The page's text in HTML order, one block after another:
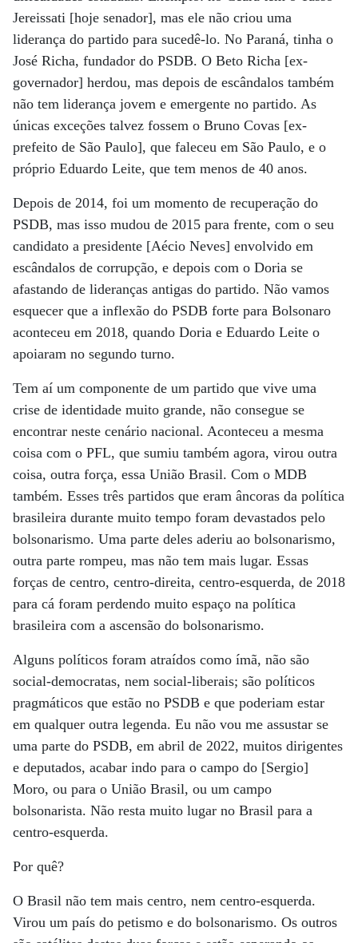
Jereissati [hoje senador], mas ele não criou uma
liderança do partido para sucedê-lo. No Paraná, tinha o
José Richa, fundador do PSDB. O Beto Richa [ex-
governador] herdou, mas depois de escândalos também
não tem liderança jovem e emergente no partido. As
únicas exceções talvez fossem o Bruno Covas [ex-
prefeito de São Paulo], que faleceu em São Paulo, e o
próprio Eduardo Leite, que tem menos de 40 anos.
Depois de 2014, foi um momento de recuperação do
PSDB, mas isso mudou de 2015 para frente, com o seu
candidato a presidente [Aécio Neves] envolvido em
escândalos de corrupção, e depois com o Doria se
afastando de lideranças antigas do partido. Não vamos
esquecer que a inflexão do PSDB forte para Bolsonaro
aconteceu em 2018, quando Doria e Eduardo Leite o
apoiaram no segundo turno.
Tem aí um componente de um partido que vive uma
crise de identidade muito grande, não consegue se
encontrar neste cenário nacional. Aconteceu a mesma
coisa com o PFL, que sumiu também agora, virou outra
coisa, outra força, essa União Brasil. Com o MDB
também. Esses três partidos que eram âncoras da política
brasileira durante muito tempo foram devastados pelo
bolsonarismo. Uma parte deles aderiu ao bolsonarismo,
outra parte rompeu, mas não tem mais lugar. Essas
forças de centro, centro-direita, centro-esquerda, de 2018
para cá foram perdendo muito espaço na política
brasileira com a ascensão do bolsonarismo.
Alguns políticos foram atraídos como ímã, não são
social-democratas, nem social-liberais; são políticos
pragmáticos que estão no PSDB e que poderiam estar
em qualquer outra legenda. Eu não vou me assustar se
uma parte do PSDB, em abril de 2022, muitos dirigentes
e deputados, acabar indo para o campo do [Sergio]
Moro, ou para o União Brasil, ou um campo
bolsonarista. Não resta muito lugar no Brasil para a
centro-esquerda.
Por quê?
O Brasil não tem mais centro, nem centro-esquerda.
Virou um país do petismo e do bolsonarismo. Os outros